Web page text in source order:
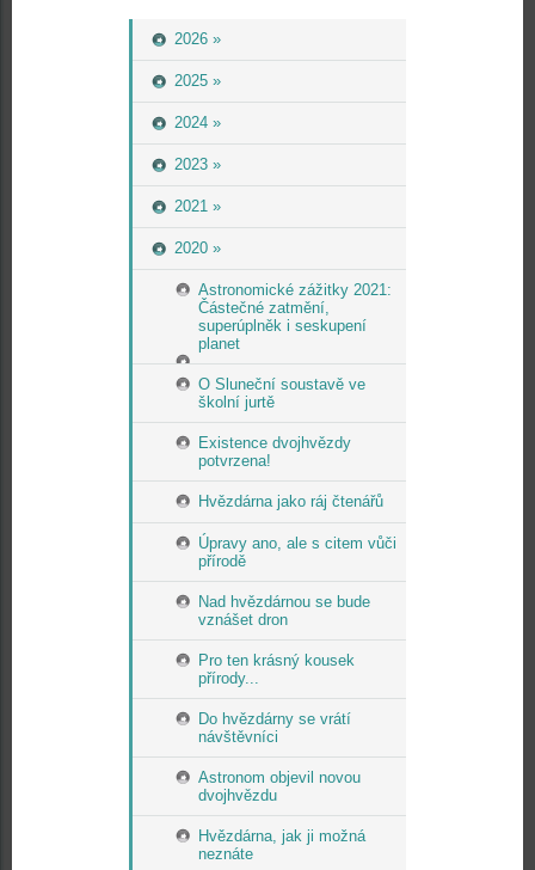
2026 »
2025 »
2024 »
2023 »
2021 »
2020 »
Astronomické zážitky 2021:
Částečné zatmění,
superúplněk i seskupení
planet
O Sluneční soustavě ve
školní jurtě
Existence dvojhvězdy
potvrzena!
Hvězdárna jako ráj čtenářů
Úpravy ano, ale s citem vůči
přírodě
Nad hvězdárnou se bude
vznášet dron
Pro ten krásný kousek
přírody...
Do hvězdárny se vrátí
návštěvníci
Astronom objevil novou
dvojhvězdu
Hvězdárna, jak ji možná
neznáte